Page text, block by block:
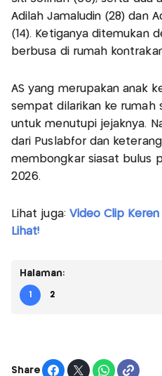
Adilah Jamaludin (28) dan
(14). Ketiganya ditemukan
berbusa di rumah
AS yang merupakan anak
sempat dilarikan ke rumah
untuk menutupi jejaknya.
dari Puslabfor dan
membongkar siasat bulus
2026.
Lihat juga: Video Clip Keren
Lihat!
Halaman:
1 2
Share